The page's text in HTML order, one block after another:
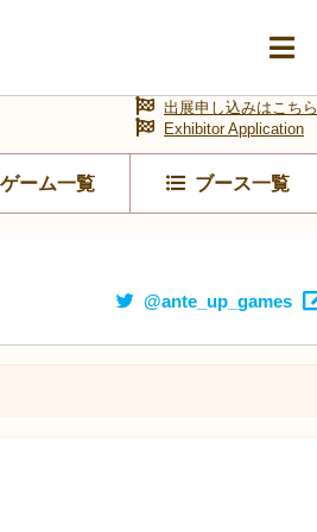
ゲーム一覧 ブース一覧
出展申し込みはこちら
Exhibitor Application
@ante_up_games